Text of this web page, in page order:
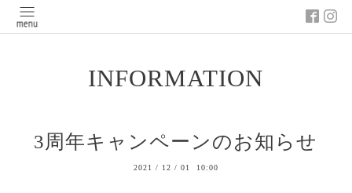
INFORMATION
3周年キャンペーンのお知らせ
2021 / 12 / 01 10:00